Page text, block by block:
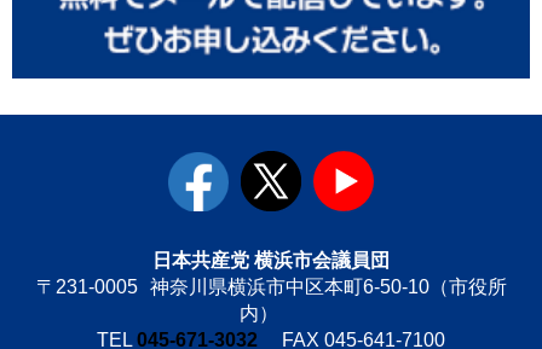
facebook twitter
日本共産党 横浜市会議員団
〒231-0005
神奈川県横浜市中区本町6-50-10（市役所
内）
TEL 045-671-3032 FAX 045-641-7100